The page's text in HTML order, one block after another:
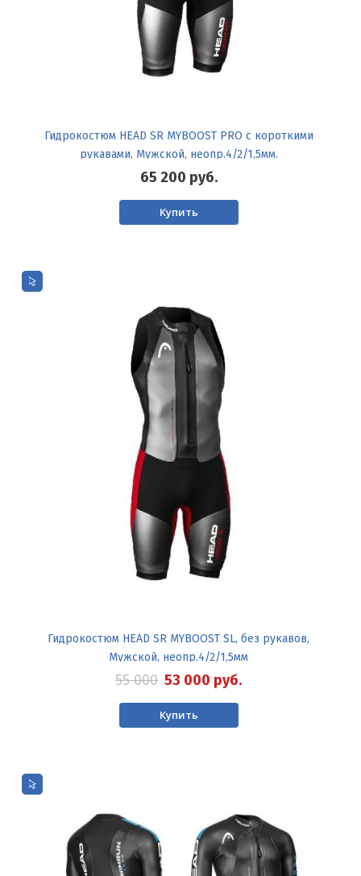
Гидрокостюм HEAD SR MYBOOST PRO с короткими
рукавами, Мужской, неопр.4/2/1,5мм.
65 200 руб.
Купить
Гидрокостюм HEAD SR MYBOOST SL, без рукавов,
Мужской, неопр.4/2/1,5мм
55 000 53 000 руб.
Купить